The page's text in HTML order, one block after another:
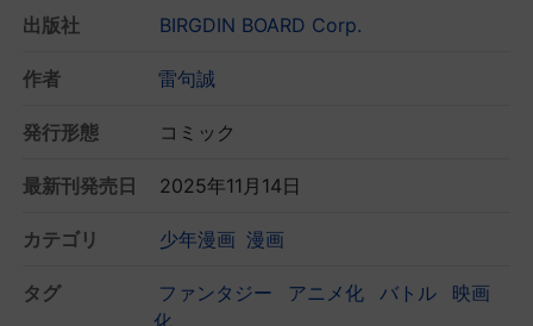
出版社 BIRGDIN BOARD Corp.
作者 雷句誠
発行形態 コミック
最新刊発売日 2025年11月14日
カテゴリ 少年漫画 漫画
タグ ファンタジー アニメ化 バトル
映画
化